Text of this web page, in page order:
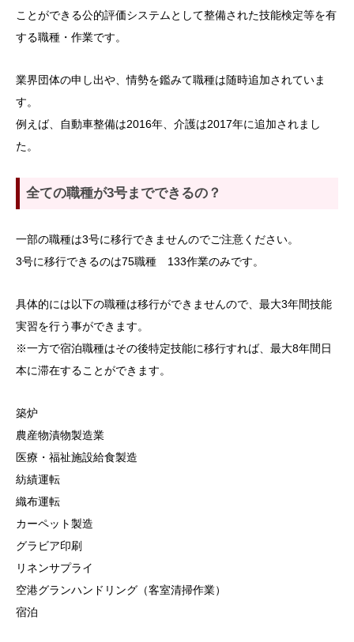
ことができる公的評価システムとして整備された技能検定等を有
する職種・作業です。
業界団体の申し出や、情勢を鑑みて職種は随時追加されていま
す。
例えば、自動車整備は2016年、介護は2017年に追加されまし
た。
全ての職種が3号までできるの？
一部の職種は3号に移行できませんのでご注意ください。
3号に移行できるのは75職種 133作業のみです。
具体的には以下の職種は移行ができませんので、最大3年間技能
実習を行う事ができます。
※一方で宿泊職種はその後特定技能に移行すれば、最大8年間日
本に滞在することができます。
築炉
農産物漬物製造業
医療・福祉施設給食製造
紡績運転
織布運転
カーペット製造
グラビア印刷
リネンサプライ
空港グランハンドリング（客室清掃作業）
宿泊